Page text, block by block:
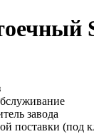
завода
поставки (под